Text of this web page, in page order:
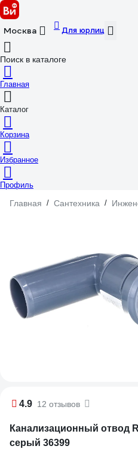
Москва Для юрлиц
Поиск в каталоге
Главная
Каталог
Корзина
Избранное
Профиль
Главная / Сантехника /
4.9 12 отзывов
Канализационный отвод
серый 36399